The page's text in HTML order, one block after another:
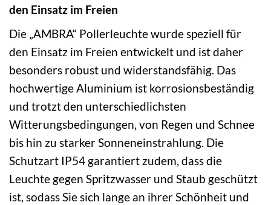
den Einsatz im Freien
Die „AMBRA“ Pollerleuchte wurde speziell für
den Einsatz im Freien entwickelt und ist daher
besonders robust und widerstandsfähig. Das
hochwertige Aluminium ist korrosionsbeständig
und trotzt den unterschiedlichsten
Witterungsbedingungen, von Regen und Schnee
bis hin zu starker Sonneneinstrahlung. Die
Schutzart IP54 garantiert zudem, dass die
Leuchte gegen Spritzwasser und Staub geschützt
ist, sodass Sie sich lange an ihrer Schönheit und